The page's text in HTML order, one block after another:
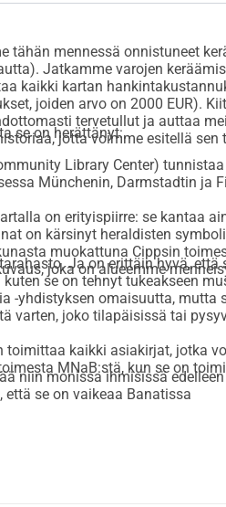
tähän mennessä onnistuneet
Jatkamme varojen
kaikki kartan
joiden arvo on 2000 EUR).
tervetullut ja auttaa
jotta voimme esitellä sen
se on herättänyt:
Library Center)
Münchenin, Darmstadtin ja
on erityispiirre: se kantaa
on kärsinyt heraldisten
muokattuna Cippsin
joka on alueemme
Ja on erittäin hyvä, että
se on tehnyt tukeakseen
-yhdistyksen omaisuutta, mutta
varten, joko tilapäisissä tai
toimittaa kaikki asiakirjat, jotka
MNaB:stä, kun se on
niin monissa ihmisissä
se on vaikeaa Banatissa